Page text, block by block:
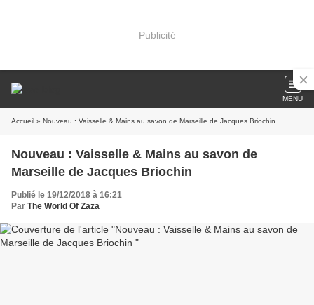
Publicité
MENU
Accueil » Nouveau : Vaisselle & Mains au savon de Marseille de Jacques Briochin
Nouveau : Vaisselle & Mains au savon de
Marseille de Jacques Briochin
Publié le 19/12/2018 à 16:21
Par The World Of Zaza